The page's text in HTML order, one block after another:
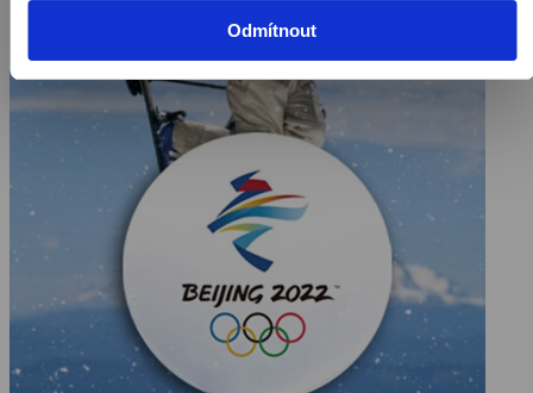
Odmítnout